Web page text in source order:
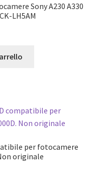
Sony A230 A330
LH5AM
per fotocamere
originale